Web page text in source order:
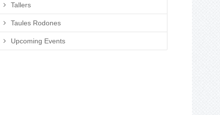
Tallers
Taules Rodones
Upcoming Events